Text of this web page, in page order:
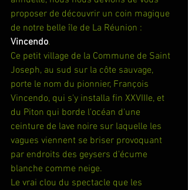
proposer de découvrir un coin magique
de notre belle île de La Réunion :
Vincendo.
Ce petit village de la Commune de Saint
Joseph, au sud sur la côte sauvage,
porte le nom du pionnier, François
Vincendo, qui s'y installa fin XXVIIIe, et
du Piton qui borde l'océan d'une
ceinture de lave noire sur laquelle les
vagues viennent se briser provoquant
par endroits des geysers d'écume
blanche comme neige.
Le vrai clou du spectacle que les